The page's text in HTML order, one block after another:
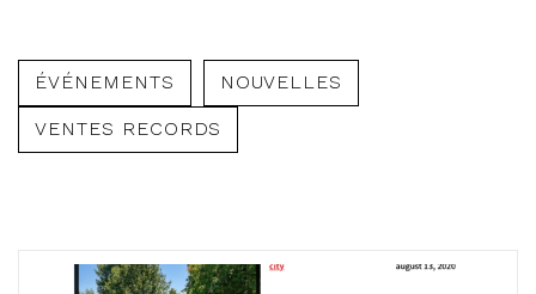
ÉVÉNEMENTS NOUVELLES
VENTES RECORDS